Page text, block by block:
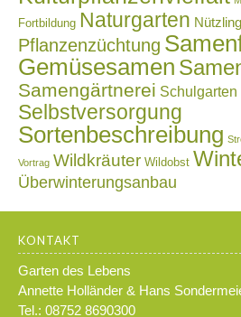
Fortbildung Naturgarten
Pflanzenzüchtung
Gemüsesamen
Samengärtnerei Schulgarten
Selbstversorgung
Sortenbeschreibung
Vortrag Wildkräuter Wildobst
Überwinterungsanbau
KONTAKT
Garten des Lebens
Annette Holländer & Hans
Tel.: 08752 8690300